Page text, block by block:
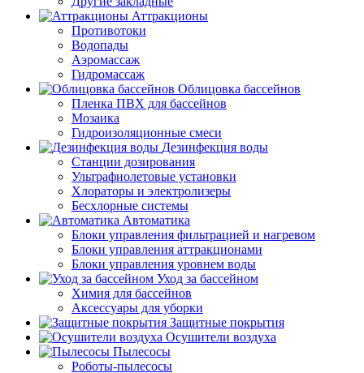
Аттракционы
Противотоки
Водопады
Аэромассаж
Гидромассаж
Облицовка бассейнов
Пленка ПВХ для бассейнов
Мозаика
Гидроизоляционные смеси
Дезинфекция воды
Станции дозирования
Ультрафиолетовые установки
Хлораторы и электролизеры
Бесхлорные системы
Автоматика
Блоки управления фильтрацией и нагревом
Блоки управления аттракционами
Блоки управления уровнем воды
Уход за бассейном
Химия для бассейнов
Аксессуары для уборки
Защитные покрытия
Осушители воздуха
Пылесосы
Роботы-пылесосы